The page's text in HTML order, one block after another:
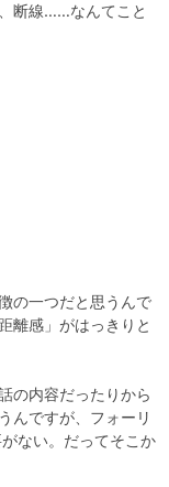
断線……なんてこと
の一つだと思うんで
離感」がはっきりと
の内容だったりから
んですが、フォーリ
ない。だってそこか